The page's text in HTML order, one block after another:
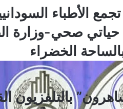
الأطباء
حياتي صحي-وزارة
الخضراء
بالتلفزيون